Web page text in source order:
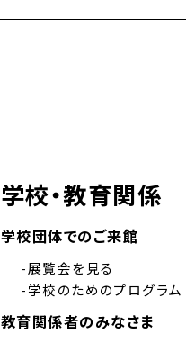
学校・教育関係
学校団体でのご来館
-展覧会を見る
-学校のためのプログラム
教育関係者のみなさま